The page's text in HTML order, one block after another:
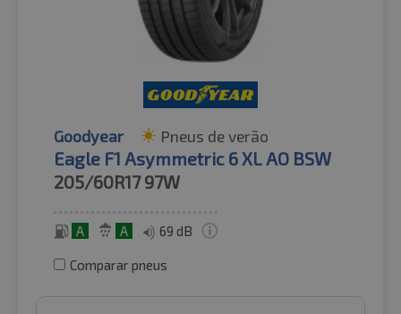
Goodyear Pneus de verão
Eagle F1 Asymmetric 6 XL AO BSW
205/60R17 97W
A A 69 dB
Comparar pneus